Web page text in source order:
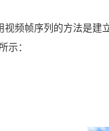
视频帧序列的方法是
示：